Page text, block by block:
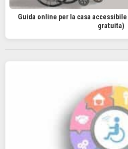
Guida online per la casa
gratuita)